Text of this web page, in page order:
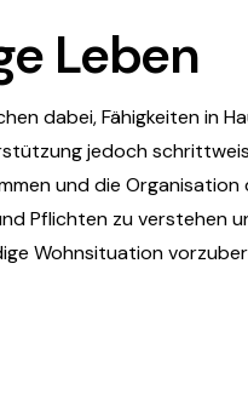
Leben
dabei, Fähigkeiten in
jedoch
und die
Pflichten zu
Wohnsituation